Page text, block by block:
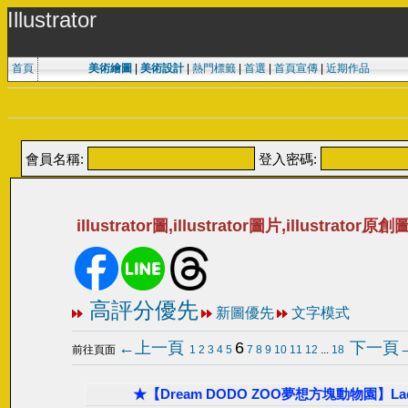
Illustrator
首頁 美術繪圖 美術設計| 熱門標籤| 首選 首頁宣傳| 近期作品
會員名稱: 登入密碼:
illustrator圖,illustrator圖片,illustrator原創
高評分優先 新圖優先 文字模式
前往頁面 ←上一頁 1 2 3 4 5 6 7 8 9 10 11 12 ... 18 下一頁
★【Dream DODO ZOO夢想方塊動物園】